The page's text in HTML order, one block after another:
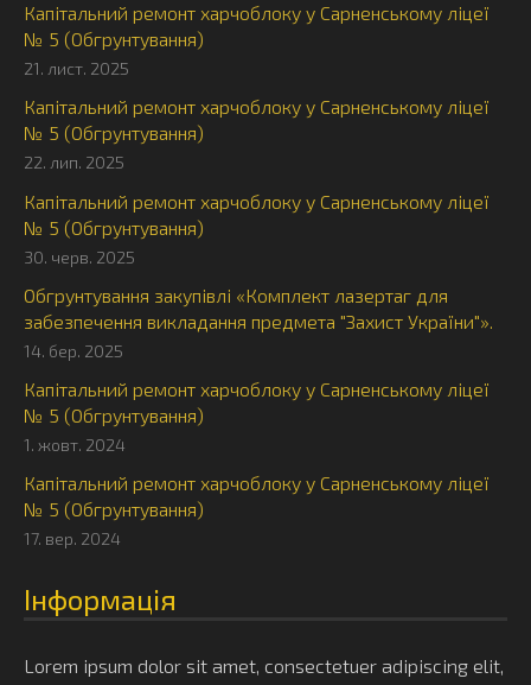
Капітальний ремонт харчоблоку у Сарненському ліцеї
№ 5 (Обгрунтування)
21. лист. 2025
Капітальний ремонт харчоблоку у Сарненському ліцеї
№ 5 (Обгрунтування)
22. лип. 2025
Капітальний ремонт харчоблоку у Сарненському ліцеї
№ 5 (Обгрунтування)
30. черв. 2025
Обгрунтування закупівлі «Комплект лазертаг для
забезпечення викладання предмета "Захист України"».
14. бер. 2025
Капітальний ремонт харчоблоку у Сарненському ліцеї
№ 5 (Обгрунтування)
1. жовт. 2024
Капітальний ремонт харчоблоку у Сарненському ліцеї
№ 5 (Обгрунтування)
17. вер. 2024
Інформація
Lorem ipsum dolor sit amet, consectetuer adipiscing elit,